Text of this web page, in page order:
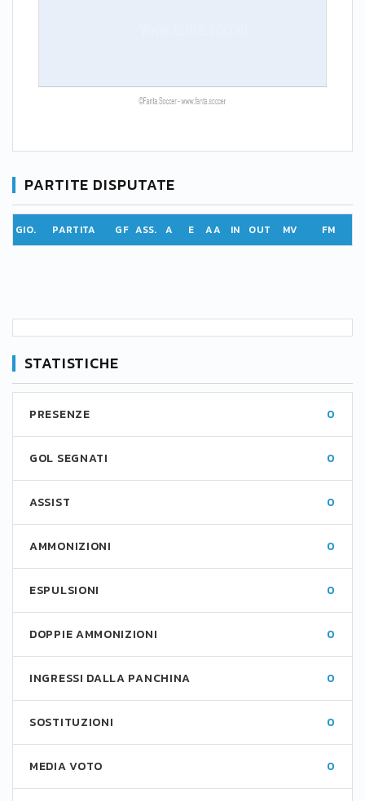
PARTITE DISPUTATE
GIO. PARTITA GF ASS. A E AA IN OUT MV FM
STATISTICHE
PRESENZE 0
GOL SEGNATI 0
ASSIST 0
AMMONIZIONI 0
ESPULSIONI 0
DOPPIE AMMONIZIONI 0
INGRESSI DALLA PANCHINA 0
SOSTITUZIONI 0
MEDIA VOTO 0